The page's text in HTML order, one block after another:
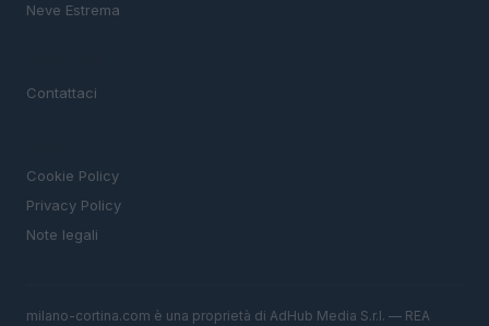
Neve Estrema
Contattaci
Cookie Policy
Privacy Policy
Note legali
milano-cortina.com è una proprietà di AdHub Media S.r.l. — REA